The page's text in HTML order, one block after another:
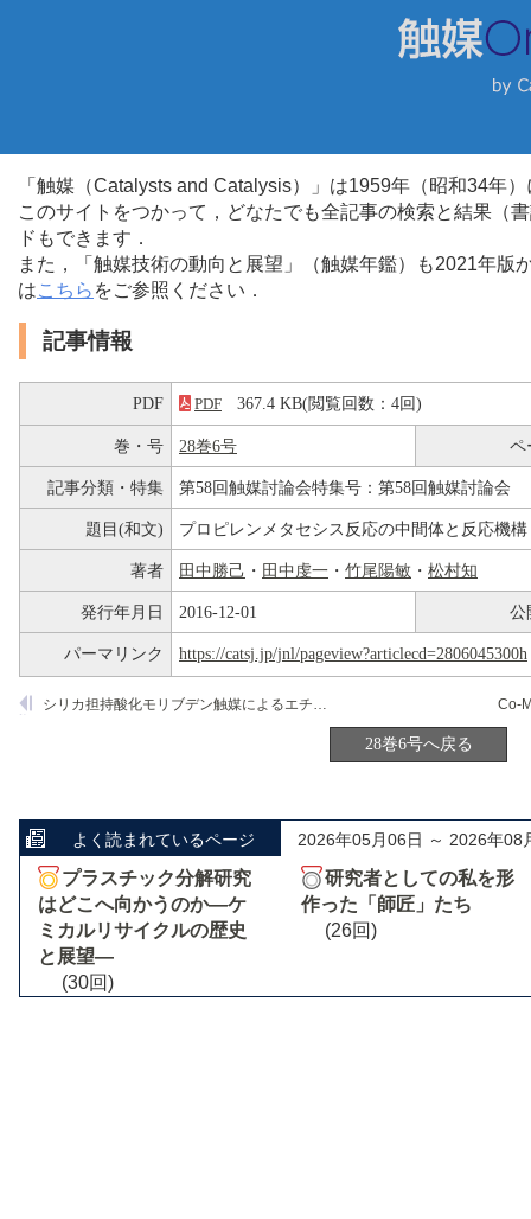
「触媒（Catalysts and Catalysis）」は1959年（昭和34年
このサイトをつかって，どなたでも全記事の検索と結果（
ドもできます．
また，「触媒技術の動向と展望」（触媒年鑑）も2021年
はこちら をご参照ください．
記事情報
PDF PDF 367.4 KB(閲覧回数：4回)
巻・号 28巻6号 ペ
記事分類・特集 第58回触媒討論会特集号：第58回触媒討論会
題目(和文) プロピレンメタセシス反応の中間体と反応機構
著者 田中勝己 ・ 田中虔一 ・ 竹尾陽敏 ・ 松村知
発行年月日 2016-12-01 公
パーマリンク https://catsj.jp/jnl/pageview?articlecd=2806045300h
Co-
シリカ担持酸化モリブデン触媒によるエチレンのホモロゲーション反応とメタセシス反応―活性点について
28巻6号へ戻る
よく読まれているページ 2026年05月06日 ～ 2026年08
プラスチック分解研究
はどこへ向かうのか―ケ
ミカルリサイクルの歴史
と展望―
(30回)
研究者としての私を形
作った「師匠」たち
(26回)